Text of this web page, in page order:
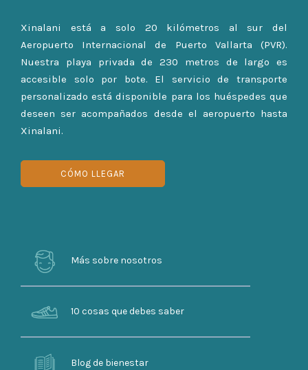
Xinalani está a solo 20 kilómetros al sur del
Aeropuerto Internacional de Puerto Vallarta (PVR).
Nuestra playa privada de 230 metros de largo es
accesible solo por bote. El servicio de transporte
personalizado está disponible para los huéspedes que
deseen ser acompañados desde el aeropuerto hasta
Xinalani.
CÓMO LLEGAR
Más sobre nosotros
10 cosas que debes saber
Blog de bienestar